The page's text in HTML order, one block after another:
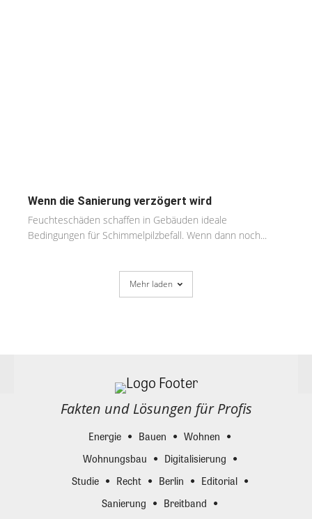
Wenn die Sanierung verzögert wird
Feuchteschäden schaffen in Gebäuden ideale
Bedingungen für Schimmelpilzbefall. Wenn dann noch...
Mehr laden
Fakten und Lösungen für Profis
Energie Bauen
Wohnen
Wohnungsbau
Digitalisierung
Studie
Recht Berlin
Editorial
Sanierung
Breitband